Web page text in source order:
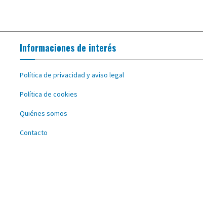
Informaciones de interés
Política de privacidad y aviso legal
Política de cookies
Quiénes somos
Contacto